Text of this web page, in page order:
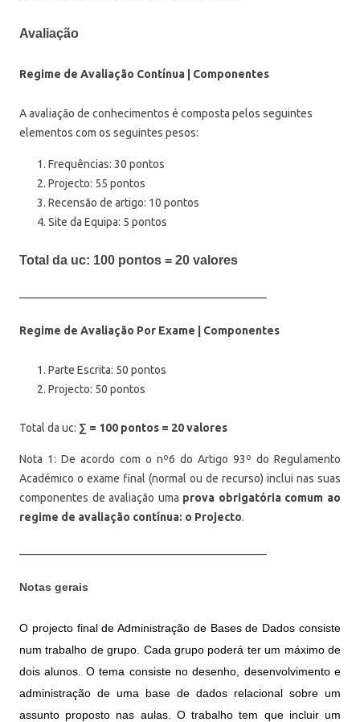
Avaliação
Regime de Avaliação Contínua | Componentes
A avaliação de conhecimentos é composta pelos seguintes
elementos com os seguintes pesos:
Frequências: 30 pontos
Projecto: 55 pontos
Recensão de artigo: 10 pontos
Site da Equipa: 5 pontos
Total da uc: 100 pontos = 20 valores
Regime de Avaliação Por Exame | Componentes
Parte Escrita: 50 pontos
Projecto: 50 pontos
Total da uc: ∑ = 100 pontos = 20 valores
Nota 1: De acordo com o nº6 do Artigo 93º do Regulamento
Académico o exame final (normal ou de recurso) inclui nas suas
componentes de avaliação uma prova obrigatória comum ao
regime de avaliação contínua: o Projecto.
Notas gerais
O projecto final de Administração de Bases de Dados consiste
num trabalho de grupo. Cada grupo poderá ter um máximo de
dois alunos. O tema consiste no desenho, desenvolvimento e
administração de uma base de dados relacional sobre um
assunto proposto nas aulas. O trabalho tem que incluir um